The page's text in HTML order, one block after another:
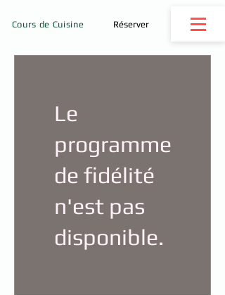
Réserver
Cours de Cuisine
Le
programme
de fidélité
n'est pas
disponible.